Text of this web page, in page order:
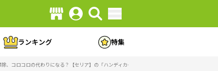
ランキング 特集
、コロコロの代わりになる？【セリア】の「ハンディカーペットクリーナー」の使い勝手を検証